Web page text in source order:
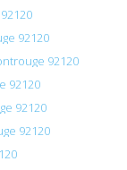
92120
92120
92120
92120
92120